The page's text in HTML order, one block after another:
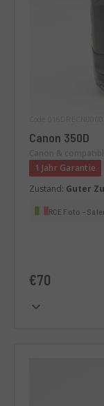
Canon 350D
1 Jahr Garantie
Zustand: Guter
RCE Foto -
€70